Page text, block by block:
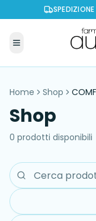
Home Shop
Shop
0 prodotti disponibili